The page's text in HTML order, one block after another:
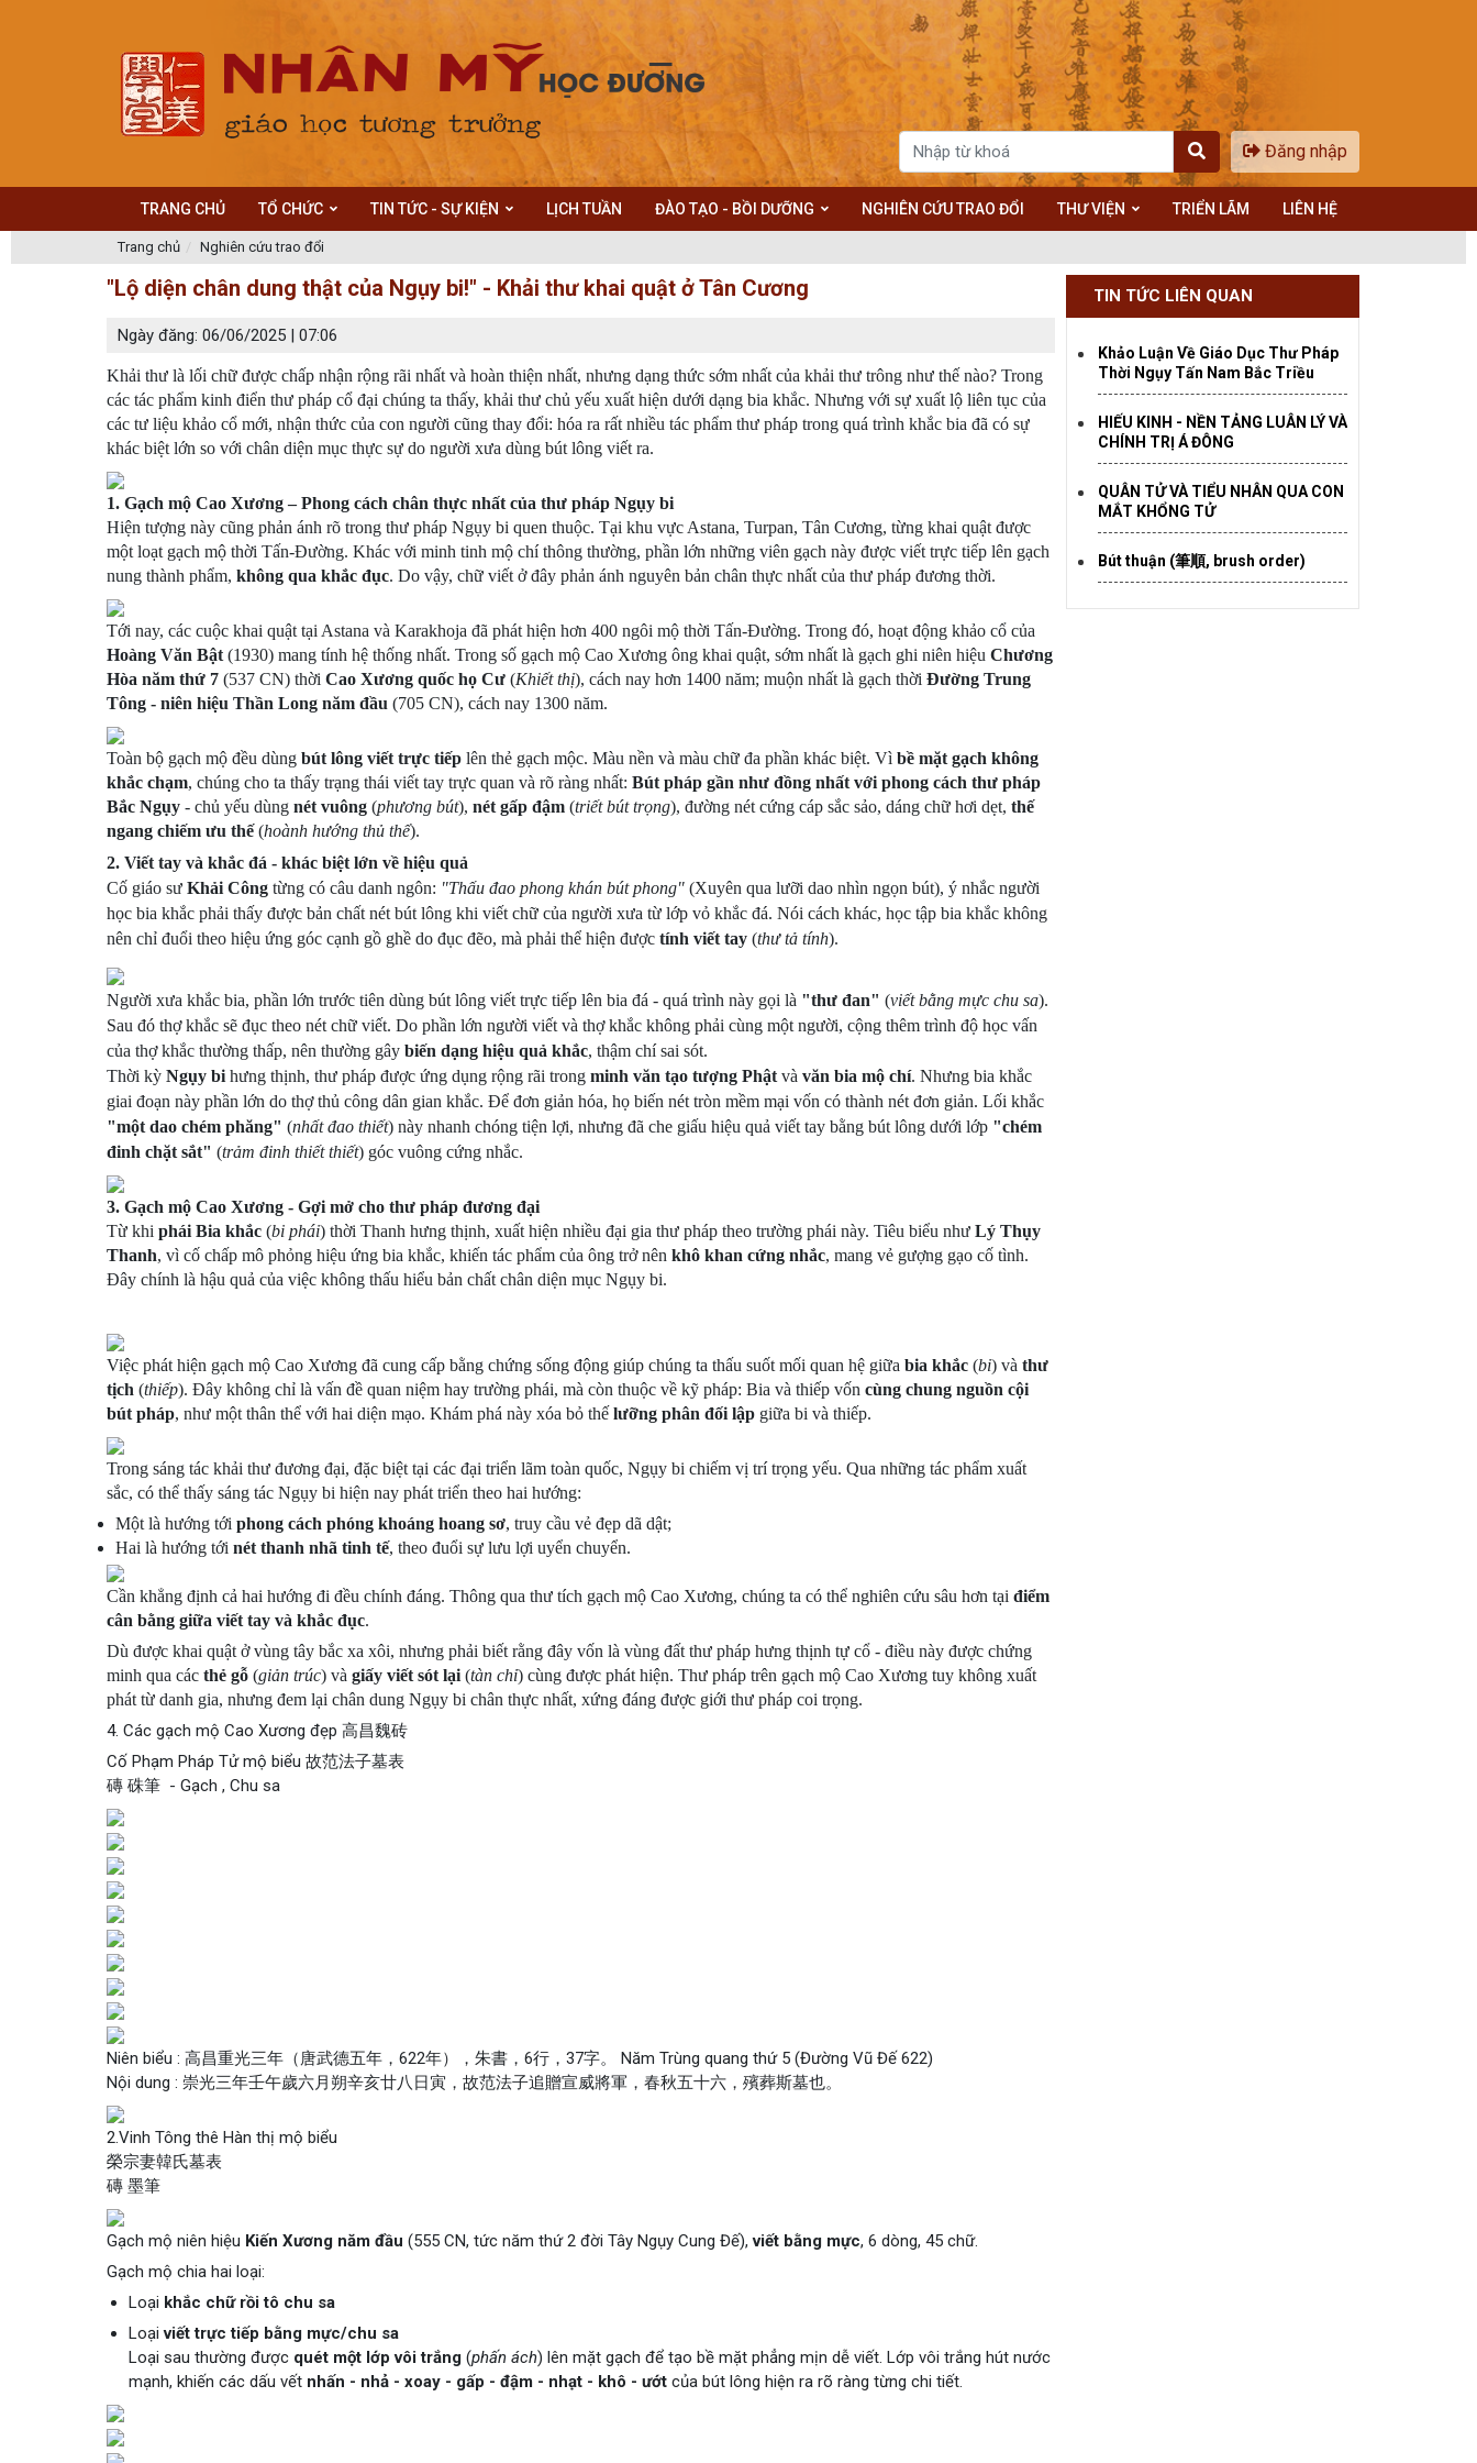
Đăng nhập
TRANG CHỦ TỔ CHỨC TIN TỨC - SỰ KIỆN LỊCH TUẦN ĐÀO TẠO - BỒI DƯỠNG NGHIÊN CỨU TRAO ĐỔI THƯ VIỆN TRIỂN LÃM LIÊN HỆ
Trang chủ Nghiên cứu trao đổi
"Lộ diện chân dung thật của Ngụy bi!" - Khải thư khai quật ở Tân Cương
Ngày đăng: 06/06/2025 | 07:06
Khải thư là lối chữ được chấp nhận rộng rãi nhất và hoàn thiện nhất, nhưng dạng thức sớm nhất của khải thư trông như thế nào? Trong
các tác phẩm kinh điển thư pháp cổ đại chúng ta thấy, khải thư chủ yếu xuất hiện dưới dạng bia khắc. Nhưng với sự xuất lộ liên tục của
các tư liệu khảo cổ mới, nhận thức của con người cũng thay đổi: hóa ra rất nhiều tác phẩm thư pháp trong quá trình khắc bia đã có sự
khác biệt lớn so với chân diện mục thực sự do người xưa dùng bút lông viết ra.
1. Gạch mộ Cao Xương – Phong cách chân thực nhất của thư pháp Ngụy bi
Hiện tượng này cũng phản ánh rõ trong thư pháp Ngụy bi quen thuộc. Tại khu vực Astana, Turpan, Tân Cương, từng khai quật được
một loạt gạch mộ thời Tấn-Đường. Khác với minh tinh mộ chí thông thường, phần lớn những viên gạch này được viết trực tiếp lên gạch
nung thành phẩm, không qua khắc đục. Do vậy, chữ viết ở đây phản ánh nguyên bản chân thực nhất của thư pháp đương thời.
Tới nay, các cuộc khai quật tại Astana và Karakhoja đã phát hiện hơn 400 ngôi mộ thời Tấn-Đường. Trong đó, hoạt động khảo cổ của
Hoàng Văn Bật (1930) mang tính hệ thống nhất. Trong số gạch mộ Cao Xương ông khai quật, sớm nhất là gạch ghi niên hiệu Chương
Hòa năm thứ 7 (537 CN) thời Cao Xương quốc họ Cư (Khiết thị), cách nay hơn 1400 năm; muộn nhất là gạch thời Đường Trung
Tông - niên hiệu Thần Long năm đầu (705 CN), cách nay 1300 năm.
Toàn bộ gạch mộ đều dùng bút lông viết trực tiếp lên thẻ gạch mộc. Màu nền và màu chữ đa phần khác biệt. Vì bề mặt gạch không
khắc chạm, chúng cho ta thấy trạng thái viết tay trực quan và rõ ràng nhất: Bút pháp gần như đồng nhất với phong cách thư pháp
Bắc Ngụy - chủ yếu dùng nét vuông (phương bút), nét gấp đậm (triết bút trọng), đường nét cứng cáp sắc sảo, dáng chữ hơi dẹt, thế
ngang chiếm ưu thế(hoành hướng thủ thế).
2. Viết tay và khắc đá - khác biệt lớn về hiệu quả
Cố giáo sư Khải Công từng có câu danh ngôn: "Thấu đao phong khán bút phong" (Xuyên qua lưỡi dao nhìn ngọn bút), ý nhắc người
học bia khắc phải thấy được bản chất nét bút lông khi viết chữ của người xưa từ lớp vỏ khắc đá. Nói cách khác, học tập bia khắc không
nên chỉ đuổi theo hiệu ứng góc cạnh gồ ghề do đục đẽo, mà phải thể hiện được tính viết tay (thư tả tính).
Người xưa khắc bia, phần lớn trước tiên dùng bút lông viết trực tiếp lên bia đá - quá trình này gọi là "thư đan" (viết bằng mực chu sa).
Sau đó thợ khắc sẽ đục theo nét chữ viết. Do phần lớn người viết và thợ khắc không phải cùng một người, cộng thêm trình độ học vấn
của thợ khắc thường thấp, nên thường gây biến dạng hiệu quả khắc, thậm chí sai sót.
Thời kỳ Ngụy bi hưng thịnh, thư pháp được ứng dụng rộng rãi trong minh văn tạo tượng Phật và văn bia mộ chí. Nhưng bia khắc
giai đoạn này phần lớn do thợ thủ công dân gian khắc. Để đơn giản hóa, họ biến nét tròn mềm mại vốn có thành nét đơn giản. Lối khắc
"một dao chém phăng" (nhất đao thiết) này nhanh chóng tiện lợi, nhưng đã che giấu hiệu quả viết tay bằng bút lông dưới lớp "chém
đinh chặt sắt" (trảm đinh thiết thiết) góc vuông cứng nhắc.
3. Gạch mộ Cao Xương - Gợi mở cho thư pháp đương đại
Từ khi phái Bia khắc (bi phái) thời Thanh hưng thịnh, xuất hiện nhiều đại gia thư pháp theo trường phái này. Tiêu biểu như Lý Thụy
Thanh, vì cố chấp mô phỏng hiệu ứng bia khắc, khiến tác phẩm của ông trở nên khô khan cứng nhắc, mang vẻ gượng gạo cố tình.
Đây chính là hậu quả của việc không thấu hiểu bản chất chân diện mục Ngụy bi.
Việc phát hiện gạch mộ Cao Xương đã cung cấp bằng chứng sống động giúp chúng ta thấu suốt mối quan hệ giữa bia khắc (bi) và thư
tịch (thiếp). Đây không chỉ là vấn đề quan niệm hay trường phái, mà còn thuộc về kỹ pháp: Bia và thiếp vốn cùng chung nguồn cội
bút pháp, như một thân thể với hai diện mạo. Khám phá này xóa bỏ thế lưỡng phân đối lập giữa bi và thiếp.
Trong sáng tác khải thư đương đại, đặc biệt tại các đại triển lãm toàn quốc, Ngụy bi chiếm vị trí trọng yếu. Qua những tác phẩm xuất
sắc, có thể thấy sáng tác Ngụy bi hiện nay phát triển theo hai hướng:
Một là hướng tới phong cách phóng khoáng hoang sơ, truy cầu vẻ đẹp dã dật;
Hai là hướng tới nét thanh nhã tinh tế, theo đuổi sự lưu lợi uyển chuyển.
Cần khẳng định cả hai hướng đi đều chính đáng. Thông qua thư tích gạch mộ Cao Xương, chúng ta có thể nghiên cứu sâu hơn tại điểm
cân bằng giữa viết tay và khắc đục.
Dù được khai quật ở vùng tây bắc xa xôi, nhưng phải biết rằng đây vốn là vùng đất thư pháp hưng thịnh tự cổ - điều này được chứng
minh qua các thẻ gỗ (giản trúc) và giấy viết sót lại (tàn chỉ) cùng được phát hiện. Thư pháp trên gạch mộ Cao Xương tuy không xuất
phát từ danh gia, nhưng đem lại chân dung Ngụy bi chân thực nhất, xứng đáng được giới thư pháp coi trọng.
4. Các gạch mộ Cao Xương đẹp 高昌魏砖
Cố Phạm Pháp Tử mộ biểu 故范法子墓表
磚 硃筆 - Gạch , Chu sa
Niên biểu : 高昌重光三年（唐武德五年，622年），朱書，6行，37字。 Năm Trùng quang thứ 5 (Đường Vũ Đế 622)
Nội dung : 崇光三年壬午歲六月朔辛亥廿八日寅，故范法子追贈宣威將軍，春秋五十六，殯葬斯墓也。
2.Vinh Tông thê Hàn thị mộ biểu
榮宗妻韓氏墓表
磚 墨筆
Gạch mộ niên hiệu Kiến Xương năm đầu (555 CN, tức năm thứ 2 đời Tây Ngụy Cung Đế),viết bằng mực, 6 dòng, 45 chữ.
Gạch mộ chia hai loại:
Loại khắc chữ rồi tô chu sa
Loạiviết trực tiếp bằng mực/chu sa
Loại sau thường được quét một lớp vôi trắng (phấn ách) lên mặt gạch để tạo bề mặt phẳng mịn dễ viết. Lớp vôi trắng hút nước
mạnh, khiến các dấu vết nhấn - nhả - xoay - gấp - đậm - nhạt - khô - ướt của bút lông hiện ra rõ ràng từng chi tiết.
TIN TỨC LIÊN QUAN
Khảo Luận Về Giáo Dục Thư Pháp
Thời Ngụy Tấn Nam Bắc Triều
HIẾU KINH - NỀN TẢNG LUÂN LÝ VÀ
CHÍNH TRỊ Á ĐÔNG
QUÂN TỬ VÀ TIỂU NHÂN QUA CON
MẮT KHỔNG TỬ
Bút thuận (筆順, brush order)